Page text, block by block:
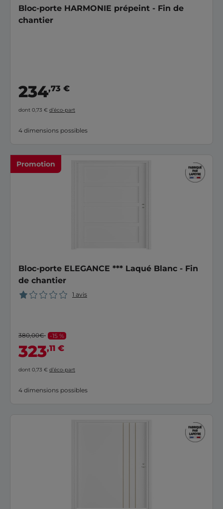
Bloc-porte HARMONIE prépeint - Fin de
chantier
234,73 €
dont 0,73 € d’éco-part
4 dimensions possibles
Promotion
Bloc-porte ELEGANCE *** Laqué Blanc - Fin
de chantier
1 avis
380,00€ -15 %
323,11 €
dont 0,73 € d’éco-part
4 dimensions possibles